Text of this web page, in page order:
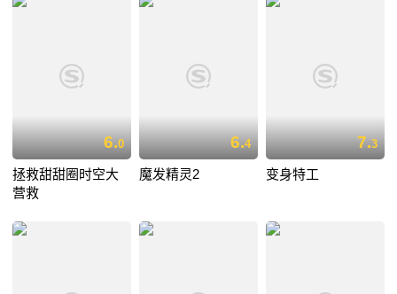
6.0
拯救甜甜圈时空大
营救
6.4
魔发精灵2
7.3
变身特工